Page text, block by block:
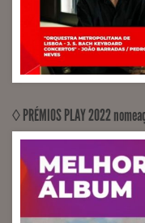
◊ PRÉMIOS PLAY 2022